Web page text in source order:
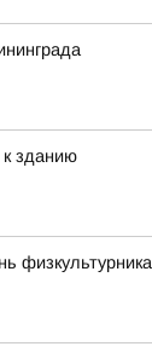
к зданию
физкультурника